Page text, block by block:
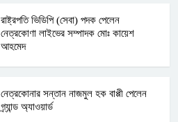
রাষ্ট্রপতি ভিডিপি (সেবা) পদক পেলেন
নেত্রকোণা লাইভের সম্পাদক মোঃ কায়েশ
আহমেদ
নেত্রকোনার সন্তান নাজমুল হক বাপ্পী পেলেন
গ্র্যান্ড অ্যাওয়ার্ড